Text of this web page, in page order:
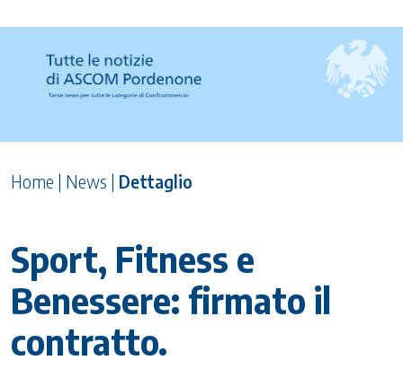
Home | News | Dettaglio
Sport, Fitness e
Benessere: firmato il
contratto.